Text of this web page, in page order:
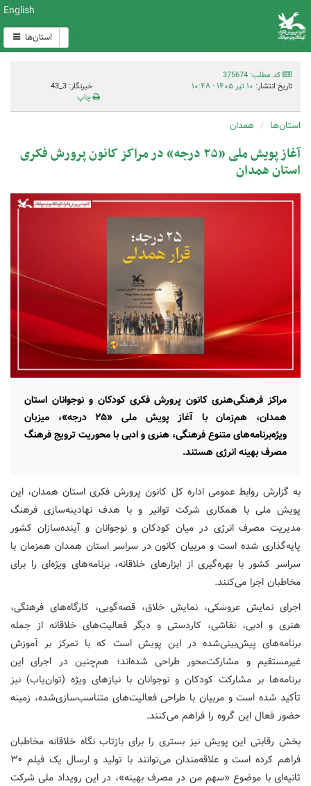
English
استان‌ها
کد مطلب: 375674
تاریخ انتشار: ۱۰ تیر ۱۴۰۵ - ۱۰:۴۸
خبرنگار: 3_43
چاپ
استان‌ها همدان
آغاز پویش ملی «۲۵ درجه» در مراکز کانون پرورش فکری
استان همدان
مراکز فرهنگی‌هنری کانون پرورش فکری کودکان و نوجوانان استان
همدان، هم‌زمان با آغاز پویش ملی «۲۵ درجه»، میزبان
ویژه‌برنامه‌های متنوع فرهنگی، هنری و ادبی با محوریت ترویج فرهنگ
مصرف بهینه انرژی هستند.
به گزارش روابط عمومی اداره کل کانون پرورش فکری استان همدان، این
پویش ملی با همکاری شرکت توانیر و با هدف نهادینه‌سازی فرهنگ
مدیریت مصرف انرژی در میان کودکان و نوجوانان و آینده‌سازان کشور
پایه‌گذاری شده است و مربیان کانون در سراسر استان همدان همزمان با
سراسر کشور با بهره‌گیری از ابزارهای خلاقانه، برنامه‌های ویژه‌ای را برای
مخاطبان اجرا می‌کنند.
اجرای نمایش عروسکی، نمایش خلاق، قصه‌گویی، کارگاه‌های فرهنگی،
هنری و ادبی، نقاشی، کاردستی و دیگر فعالیت‌های خلاقانه از جمله
برنامه‌های پیش‌بینی‌شده در این پویش است که با تمرکز بر آموزش
غیرمستقیم و مشارکت‌محور طراحی شده‌اند؛ هم‌چنین در اجرای این
برنامه‌ها بر مشارکت کودکان و نوجوانان با نیازهای ویژه (توان‌یاب) نیز
تأکید شده است و مربیان با طراحی فعالیت‌های متناسب‌سازی‌شده، زمینه
حضور فعال این گروه را فراهم می‌کنند.
بخش رقابتی این پویش نیز بستری را برای بازتاب نگاه خلاقانه مخاطبان
فراهم کرده است و علاقه‌مندان می‌توانند با تولید و ارسال یک فیلم ۳۰
ثانیه‌ای با موضوع «سهم من در مصرف بهینه»، در این رویداد ملی شرکت